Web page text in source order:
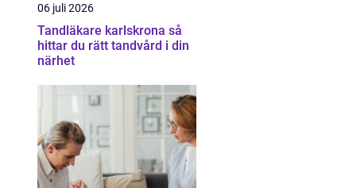
06 juli 2026
Tandläkare karlskrona så
hittar du rätt tandvård i din
närhet